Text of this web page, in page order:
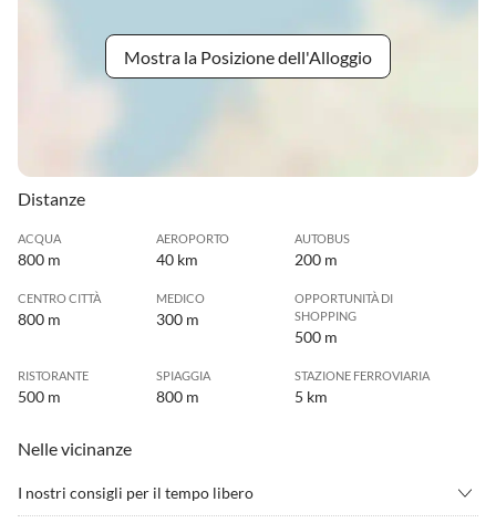
Mostra la Posizione dell'Alloggio
Distanze
ACQUA
800 m
AEROPORTO
40 km
AUTOBUS
200 m
CENTRO CITTÀ
800 m
MEDICO
300 m
OPPORTUNITÀ DI
SHOPPING
500 m
RISTORANTE
500 m
SPIAGGIA
800 m
STAZIONE FERROVIARIA
5 km
Nelle vicinanze
I nostri consigli per il tempo libero